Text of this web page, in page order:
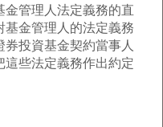
金管理人法定義務的直
基金管理人的法定義務
投資基金契約當事人
這些法定義務作出約定